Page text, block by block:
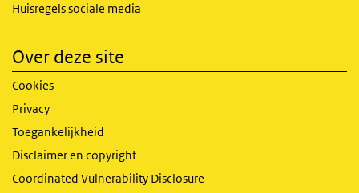
Huisregels sociale media
Over deze site
Cookies
Privacy
Toegankelijkheid
Disclaimer en copyright
Coordinated Vulnerability Disclosure